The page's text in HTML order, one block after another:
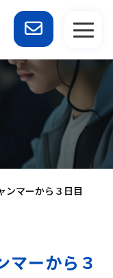
ンマーから３日目
マーから３